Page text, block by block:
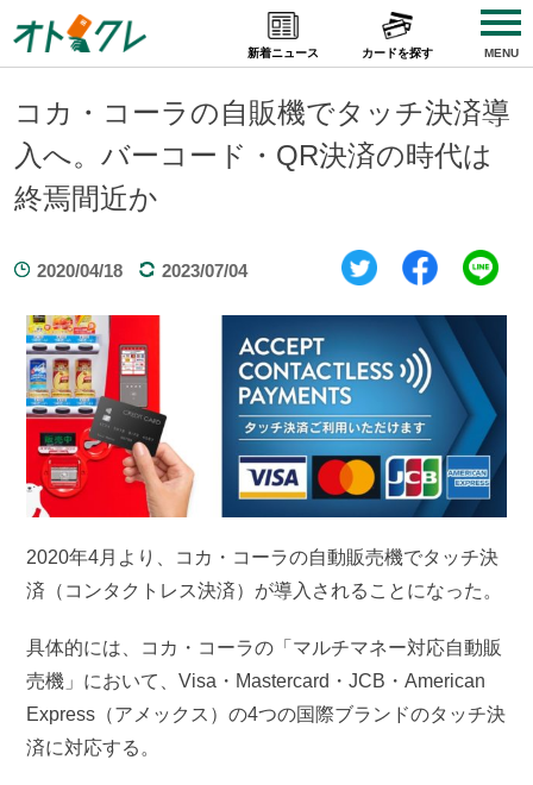
to
content
新着ニュース カードを探す MENU
コカ・コーラの自販機でタッチ決済導
入へ。バーコード・QR決済の時代は
終焉間近か
2020/04/18 2023/07/04
2020年4月より、コカ・コーラの自動販売機でタッチ決
済（コンタクトレス決済）が導入されることになった。
具体的には、コカ・コーラの「マルチマネー対応自動販
売機」において、Visa・Mastercard・JCB・American
Express（アメックス）の4つの国際ブランドのタッチ決
済に対応する。